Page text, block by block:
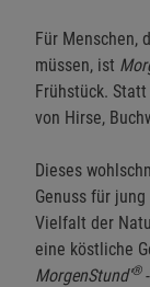
Für Menschen,
müssen, ist
Frühstück.
von Hirse,
Dieses
Genuss für
Vielfalt der
eine köstliche
MorgenStund'®-